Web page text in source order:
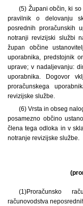
(5) Župani občin, ki
pravilnik o delovanju
posrednih proračunskih
notranji revizijski službi
župan občine
uporabnika, predstojnik
uprave; v nadaljevanju:
uporabnika. Dogovor
proračunskega
revizijske službe.
(6) Vrsta in obseg
posamezno občino
člena tega odloka in v
notranje revizijske službe.
(1)Proračunsko
računovodstva